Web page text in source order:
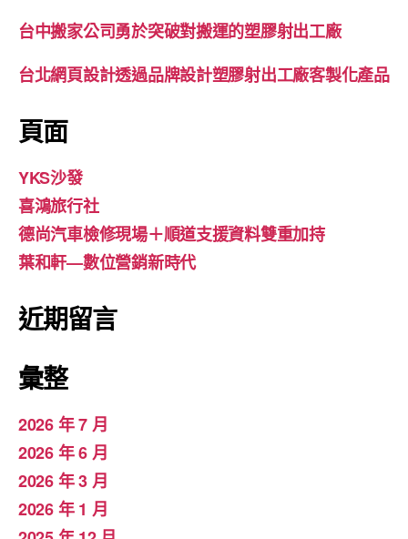
台中搬家公司勇於突破對搬運的塑膠射出工廠
台北網頁設計透過品牌設計塑膠射出工廠客製化產品
頁面
YKS沙發
喜鴻旅行社
德尚汽車檢修現場＋順道支援資料雙重加持
葉和軒—數位營銷新時代
近期留言
彙整
2026 年 7 月
2026 年 6 月
2026 年 3 月
2026 年 1 月